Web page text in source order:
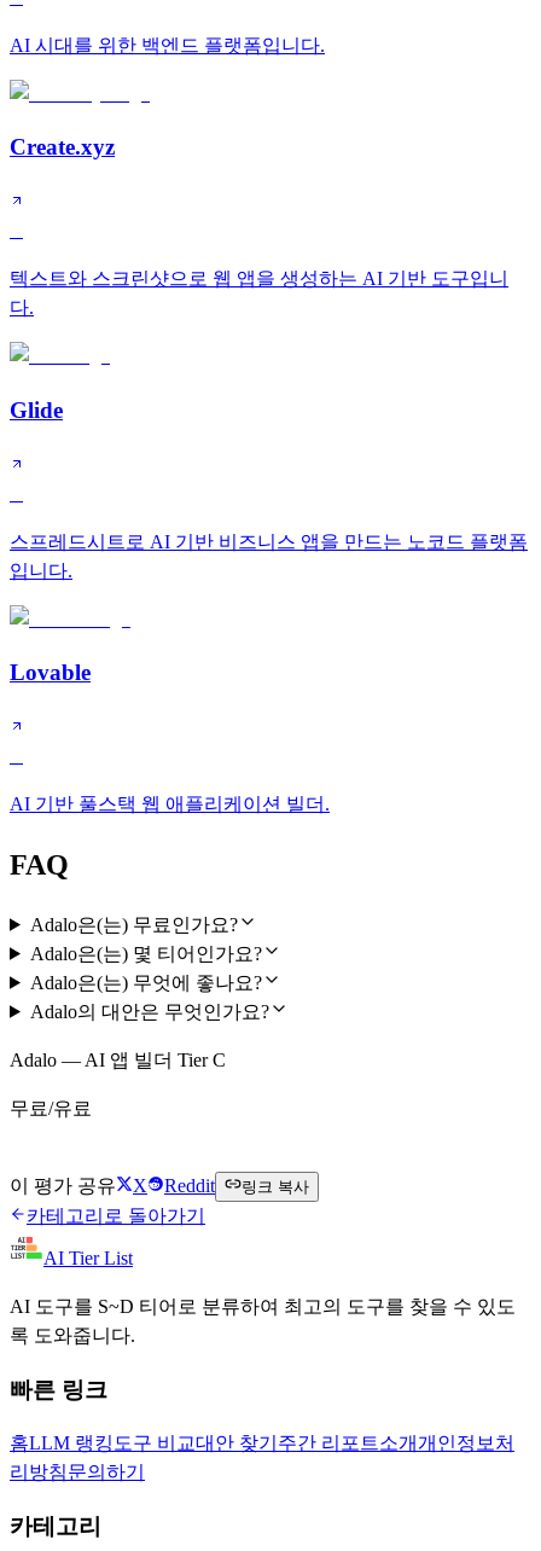
AI 시대를 위한 백엔드 플랫폼입니다.
Create.xyz
텍스트와 스크린샷으로 웹 앱을 생성하는 AI 기반 도구입니
다.
Glide
스프레드시트로 AI 기반 비즈니스 앱을 만드는 노코드 플랫폼
입니다.
Lovable
AI 기반 풀스택 웹 애플리케이션 빌더.
FAQ
Adalo은(는) 무료인가요?
Adalo은(는) 몇 티어인가요?
Adalo은(는) 무엇에 좋나요?
Adalo의 대안은 무엇인가요?
Adalo — AI 앱 빌더 Tier C
무료/유료
이 평가 공유 X Reddit 링크 복사
카테고리로 돌아가기
AI Tier List
AI 도구를 S~D 티어로 분류하여 최고의 도구를 찾을 수 있도
록 도와줍니다.
빠른 링크
홈LLM 랭킹 도구 비교대안 찾기 주간 리포트소개개인정보처
리방침문의하기
카테고리